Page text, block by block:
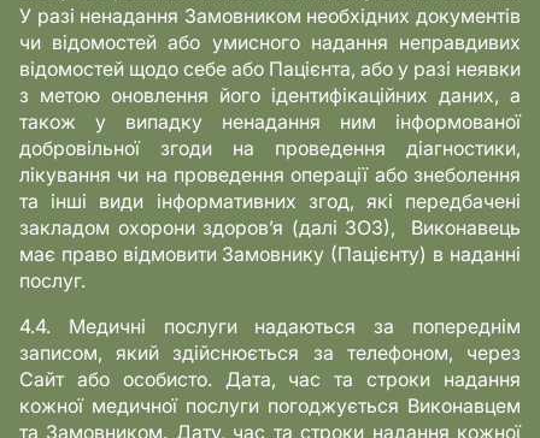
У разі ненадання Замовником необхідних документів
чи відомостей або умисного надання неправдивих
відомостей щодо себе або Пацієнта, або у разі неявки
з метою оновлення його ідентифікаційних даних, а
також у випадку ненадання ним інформованої
добровільної згоди на проведення діагностики,
лікування чи на проведення операції або знеболення
та інші види інформативних згод, які передбачені
закладом охорони здоров’я (далі ЗОЗ), Виконавець
має право відмовити Замовнику (Пацієнту) в наданні
послуг.
4.4. Медичні послуги надаються за попереднім
записом, який здійснюється за телефоном, через
Сайт або особисто. Дата, час та строки надання
кожної медичної послуги погоджується Виконавцем
та Замовником. Дату, час та строки надання кожної